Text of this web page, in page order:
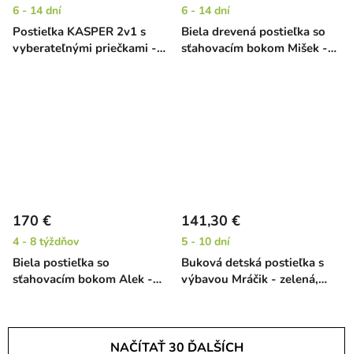
Postieľka KASPER 2v1 s
vyberateľnými priečkami -
6 - 14 dní
Biela drevená postieľka so
sťahovacím bokom Mišek -
6 - 14 dní
Biela postieľka so
sťahovacím bokom Alek -
170 €
4 - 8 týždňov
Buková detská postieľka s
výbavou Mráčik - zelená,
141,30 €
5 - 10 dní
NAČÍTAŤ 30 ĎALŠÍCH